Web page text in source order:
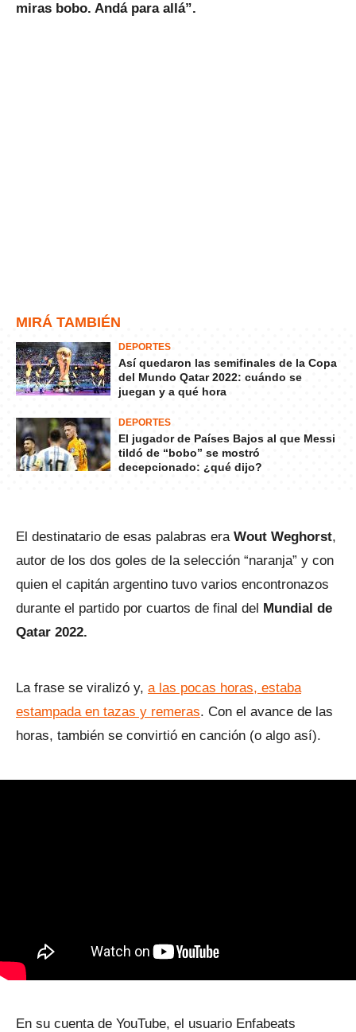
miras bobo. Andá para allá”.
MIRÁ TAMBIÉN
DEPORTES
Así quedaron las semifinales de la Copa
del Mundo Qatar 2022: cuándo se
juegan y a qué hora
DEPORTES
El jugador de Países Bajos al que Messi
tildó de “bobo” se mostró
decepcionado: ¿qué dijo?
El destinatario de esas palabras era Wout Weghorst,
autor de los dos goles de la selección “naranja” y con
quien el capitán argentino tuvo varios encontronazos
durante el partido por cuartos de final del Mundial de
Qatar 2022.
La frase se viralizó y, a las pocas horas, estaba
estampada en tazas y remeras. Con el avance de las
horas, también se convirtió en canción (o algo así).
En su cuenta de YouTube, el usuario Enfabeats